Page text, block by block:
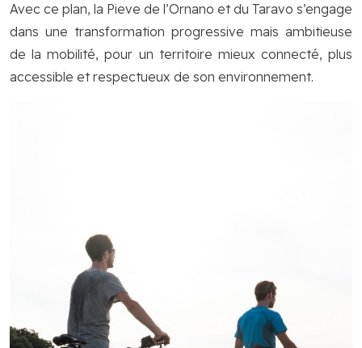
Avec ce plan, la Pieve de l’Ornano et du Taravo s’engage
dans une transformation progressive mais ambitieuse
de la mobilité, pour un territoire mieux connecté, plus
accessible et respectueux de son environnement.